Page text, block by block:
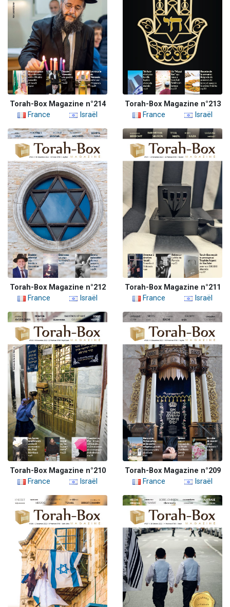
Torah-Box Magazine n°214
France
Israël
Torah-Box Magazine n°213
France
Israël
Torah-Box Magazine n°212
France
Israël
Torah-Box Magazine n°211
France
Israël
Torah-Box Magazine n°210
France
Israël
Torah-Box Magazine n°209
France
Israël